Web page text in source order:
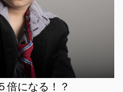
倍になる！？